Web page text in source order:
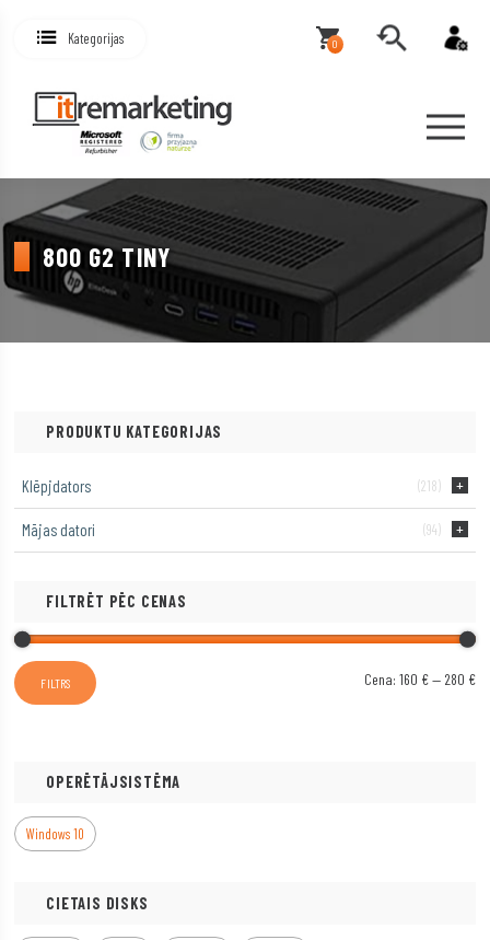
Kategorijas 0
800 G2 TINY
PRODUKTU KATEGORIJAS
Klēpjdators (218)
Mājas datori (94)
FILTRĒT PĒC CENAS
FILTRS Cena: 160 €— 280 €
OPERĒTĀJSISTĒMA
Windows 10
CIETAIS DISKS